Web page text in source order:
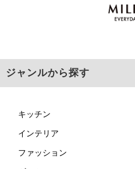
ジャンルから探す
キッチン
インテリア
ファッション